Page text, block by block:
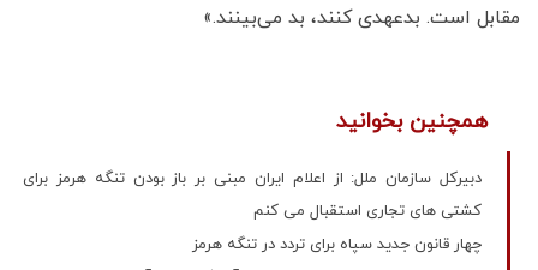
مقابل است. بدعهدی کنند، بد می‌بینند.»
همچنین بخوانید
دبیرکل سازمان ملل: از اعلام ایران مبنی بر باز بودن تنگه هرمز برای
کشتی های تجاری استقبال می کنم
چهار قانون جدید سپاه برای تردد در تنگه هرمز